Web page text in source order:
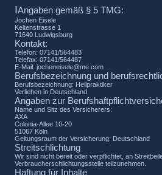
IAngaben gemäß § 5 TMG:
Jochen Eisele
Keltenstrasse 1
71640 Ludwigsburg
Kontakt:
Telefon: 07141/564483
Telefax: 07141/564487
E-Mail: jocheneisele@me.com
Berufsbezeichnung und
Berufsbezeichnung: Heilpraktiker
Verliehen in Deutschland
Angaben zur
Name und Sitz des Versicherers:
AXA
Colonia-Allee 10-20
51067 Köln
Geltungsraum der Versicherung: Deutschland
Streitschlichtung
Wir sind nicht bereit oder verpflichtet, an
Verbraucherschlichtungsstelle teilzunehmen.
Haftung für Inhalte